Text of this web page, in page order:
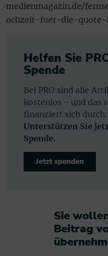
medienmagazin.de/
ochzeit-fuer-die-quote-
Helfen Sie
Spende
Bei PRO sind alle
kostenlos - und das
finanziert sich durch
Unterstützen Sie
Spende.
Jetzt spenden
Sie
Beitrag